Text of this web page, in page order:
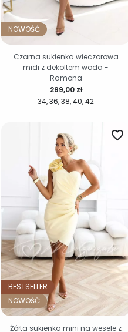
NOWOŚĆ
34 36 38 40 42
Cena
299,00 zł
Czarna sukienka wieczorowa
midi z dekoltem woda -
Ramona
BESTSELLER
NOWOŚĆ
favorite_border
Żółta sukienka mini na wesele z